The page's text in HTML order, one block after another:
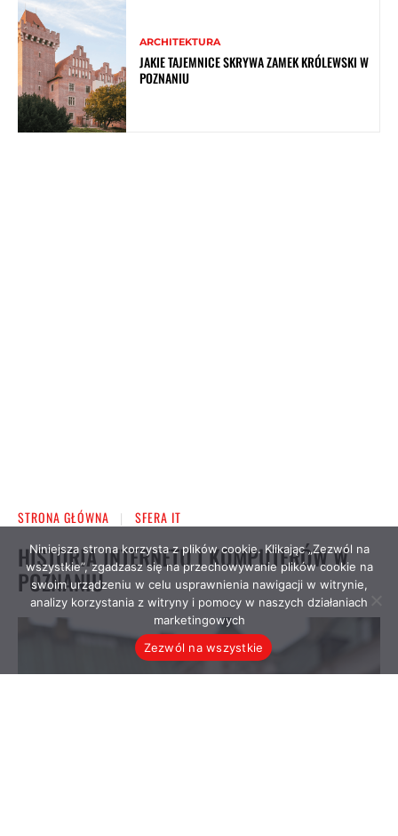
ARCHITEKTURA
JAKIE TAJEMNICE SKRYWA ZAMEK KRÓLEWSKI W
POZNANIU
Niniejsza strona korzysta z plików cookie. Klikając „Zezwól na
wszystkie”, zgadzasz się na przechowywanie plików cookie na
swoim urządzeniu w celu usprawnienia nawigacji w witrynie,
analizy korzystania z witryny i pomocy w naszych działaniach
marketingowych
Zezwól na wszystkie